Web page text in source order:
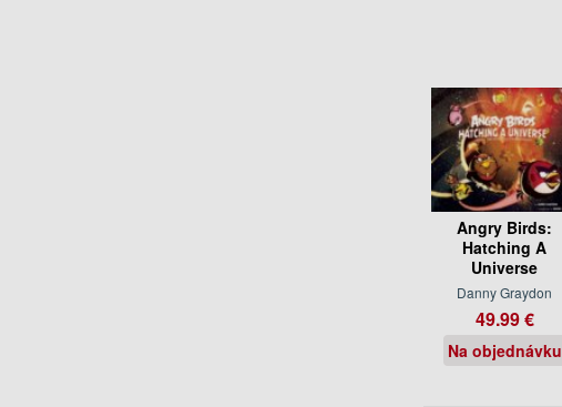
Angry Birds:
Hatching A
Universe
Danny Graydon
49.99 €
Na objednávku